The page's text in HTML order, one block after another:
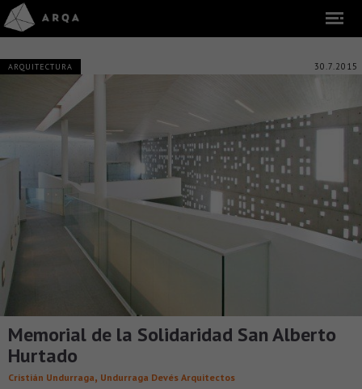
ARQUITECTURA 30.7.2015
Memorial de la Solidaridad San Alberto
Hurtado
Cristián Undurraga, Undurraga Devés Arquitectos